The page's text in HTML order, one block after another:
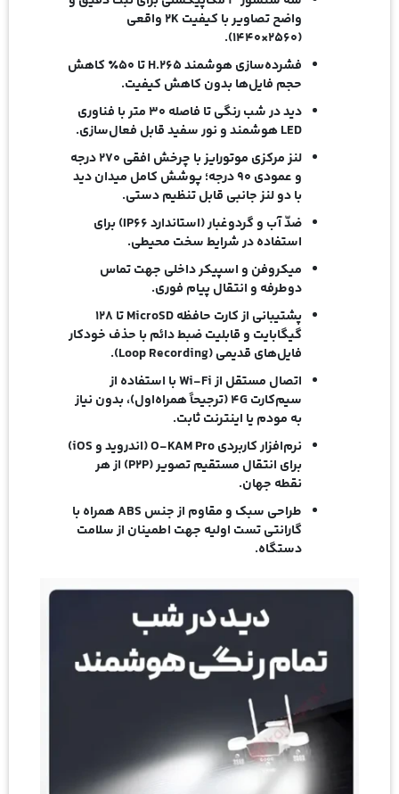
واضح تصاویر با کیفیت ۲K واقعی
(۲۵۶۰×۱۴۴۰).
فشرده‌سازی هوشمند H.۲۶۵
تا ۵۰٪ کاهش
حجم فایل‌ها بدون کاهش کیفیت.
دید در شب رنگی تا فاصله ۳۰ متر
با فناوری
LED هوشمند و نور سفید قابل‌ فعال‌سازی.
لنز مرکزی موتورایز
با چرخش افقی ۲۷۰ درجه
و عمودی ۹۰ درجه؛ پوشش کامل میدان دید
با دو لنز جانبی قابل تنظیم دستی.
ضدّ آب و گردوغبار (استاندارد IP66)
برای
استفاده در شرایط سخت محیطی.
میکروفن و اسپیکر داخلی جهت تماس
دوطرفه و انتقال پیام فوری.
پشتیبانی از کارت حافظه MicroSD تا ۱۲۸
گیگابایت و قابلیت ضبط دائم با حذف خودکار
فایل‌های قدیمی (Loop Recording).
اتصال مستقل از Wi-Fi با استفاده از
سیم‌کارت 4G
(ترجیحاً همراه‌اول)، بدون نیاز
به مودم یا اینترنت ثابت.
نرم‌افزار کاربردی O-KAM Pro (اندروید و iOS)
برای انتقال مستقیم تصویر (P2P) از هر
نقطه جهان.
طراحی سبک و مقاوم از جنس ABS
همراه با
گارانتی تست اولیه جهت اطمینان از سلامت
دستگاه.